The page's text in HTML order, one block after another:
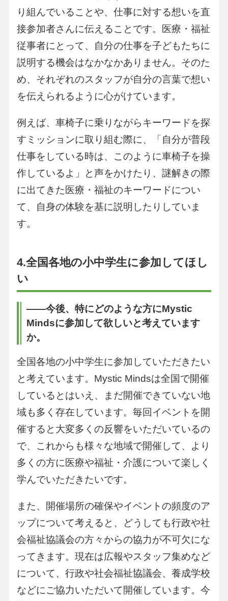
り組んでいることや、仕事に対する想いを直
接参加者さんに伝えることです。医療・福祉
従事者にとって、自分の仕事を子どもたちに
説明する機会はなかなかありません。そのた
め、それぞれのスタッフが自分の言葉で想い
を伝えられるように心がけています。
例えば、車椅子に乗りながらキーワードを探
すミッションに取り組む際に、「自分が普段
仕事をしている時は、このように車椅子を操
作しているよ」と声をかけたり、謎解きの際
に出てきた医療・福祉のキーワードについ
て、自身の体験を基に説明したりしていま
す。
4.全国各地の小中学生に参加してほし
い
――今後、特にどのような方にMystic
Mindsに参加して欲しいと考えています
か。
全国各地の小中学生に参加していただきたい
と考えています。Mystic Mindsは全国で開催
しているとはいえ、まだ開催できていない地
域も多く存在しています。毎回イベントを開
催すると大変多くの反響をいただいているの
で、これからも様々な地域で開催して、より
多くの方に医療や福祉・介護について楽しく
学んでいただきたいです。
また、開催場所の確保やイベントの頻度のア
ップについて考えると、どうしても行政や社
会福祉協議会の方々からの協力が不可欠にな
ってきます。現在は広報やスタッフ集めなど
について、行政や社会福祉協議会、養成学校
などにご協力いただいて開催しています。今